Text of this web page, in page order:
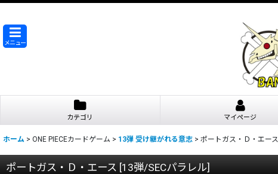
メニュー
カテゴリ マイページ
ホーム > ONE PIECEカードゲーム > 13弾 受け継がれる意志 > ポートガス・Ｄ・エース
ポートガス・Ｄ・エース [13弾/SECパラレル]